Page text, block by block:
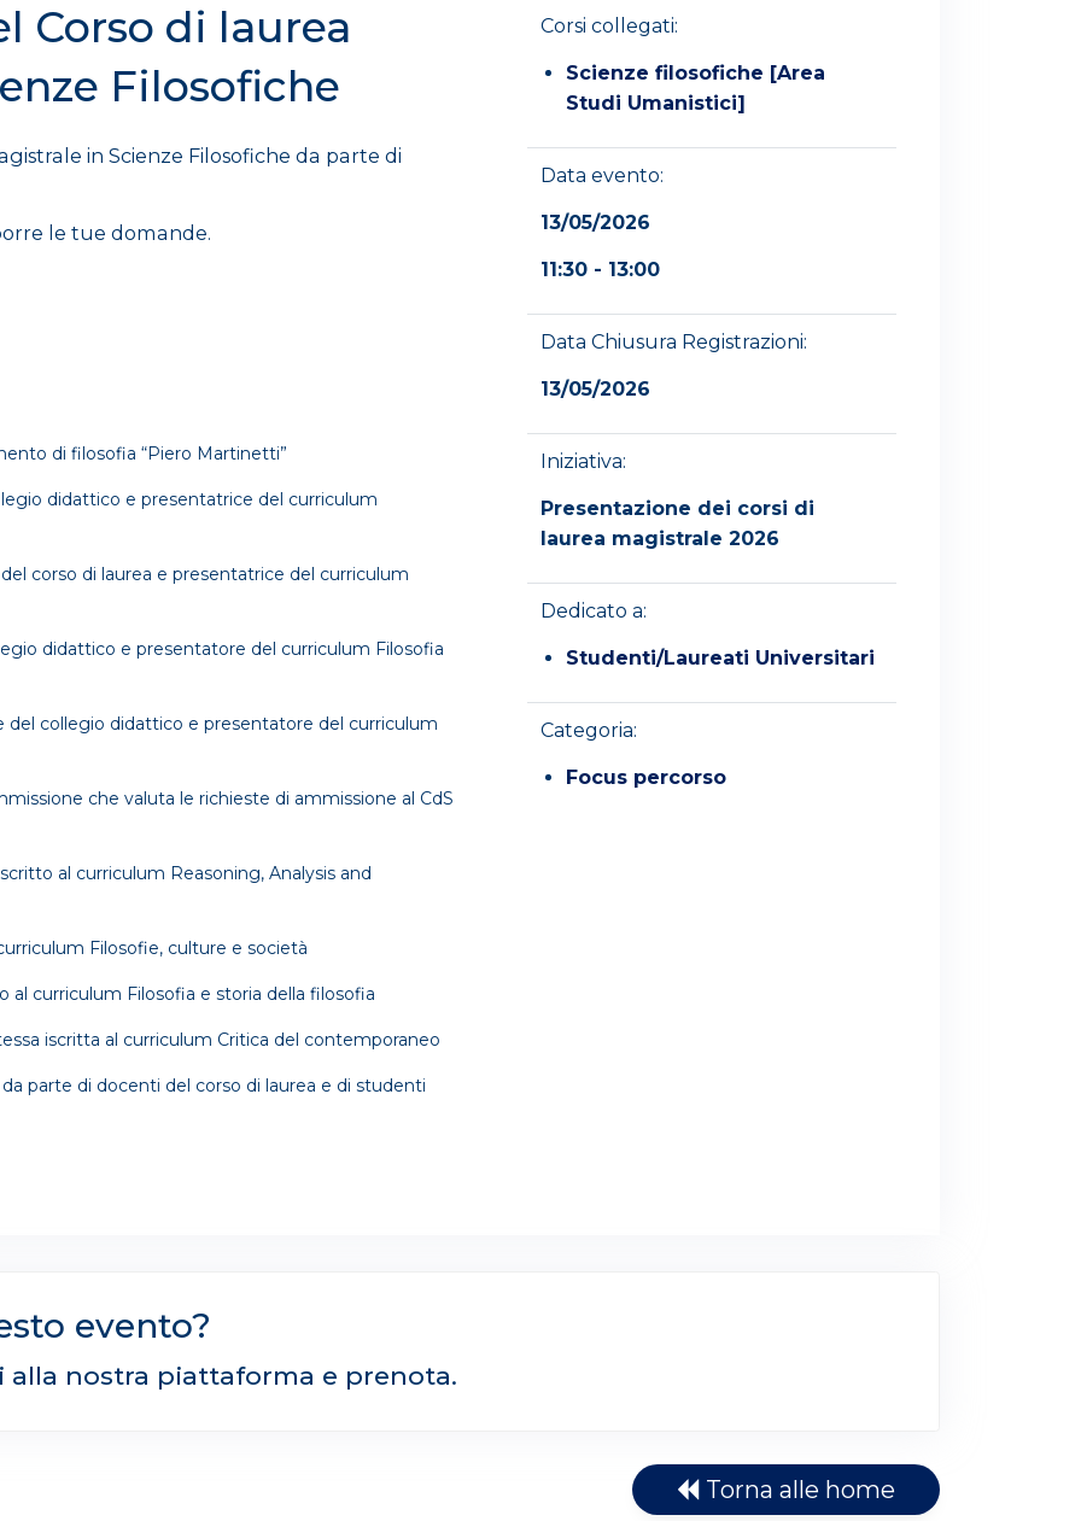
Corso di laurea
Filosofiche
in Scienze Filosofiche da parte di
le tue domande.
di filosofia “Piero Martinetti”
didattico e presentatrice del curriculum
corso di laurea e presentatrice del curriculum
didattico e presentatore del curriculum Filosofia
del collegio didattico e presentatore del curriculum
che valuta le richieste di ammissione al CdS
al curriculum Reasoning, Analysis and
Filosofie, culture e società
al curriculum Filosofia e storia della filosofia
iscritta al curriculum Critica del contemporaneo
parte di docenti del corso di laurea e di studenti
Corsi collegati:
Scienze filosofiche [Area
Studi Umanistici]
Data evento:
13/05/2026
11:30 - 13:00
Data Chiusura Registrazioni:
13/05/2026
Iniziativa:
Presentazione dei corsi di
laurea magistrale 2026
Dedicato a:
Studenti/Laureati Universitari
Categoria:
Focus percorso
evento?
alla nostra piattaforma e prenota.
Torna alle home